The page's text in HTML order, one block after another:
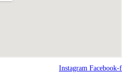
Instagram Facebook-f